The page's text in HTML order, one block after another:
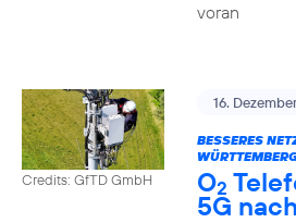
voran
Credits: GfTD GmbH
16.
BESSERES
O2
5G